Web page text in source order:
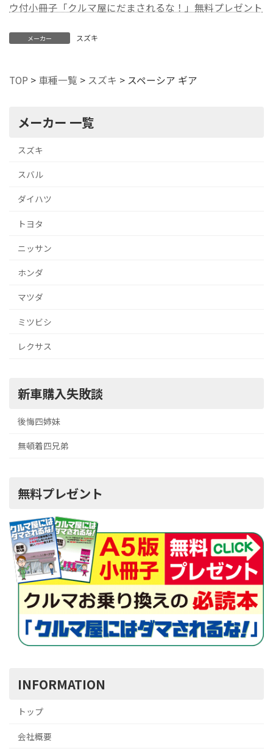
ウ付小冊子「クルマ屋にだまされるな！」無料プレゼント
メーカー スズキ
TOP > 車種一覧 > スズキ > スペーシア ギア
メーカー 一覧
スズキ
スバル
ダイハツ
トヨタ
ニッサン
ホンダ
マツダ
ミツビシ
レクサス
新車購入失敗談
後悔四姉妹
無頓着四兄弟
無料プレゼント
INFORMATION
トップ
会社概要